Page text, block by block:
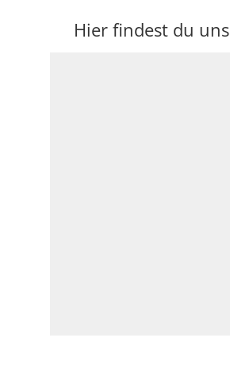
Hier findest du uns